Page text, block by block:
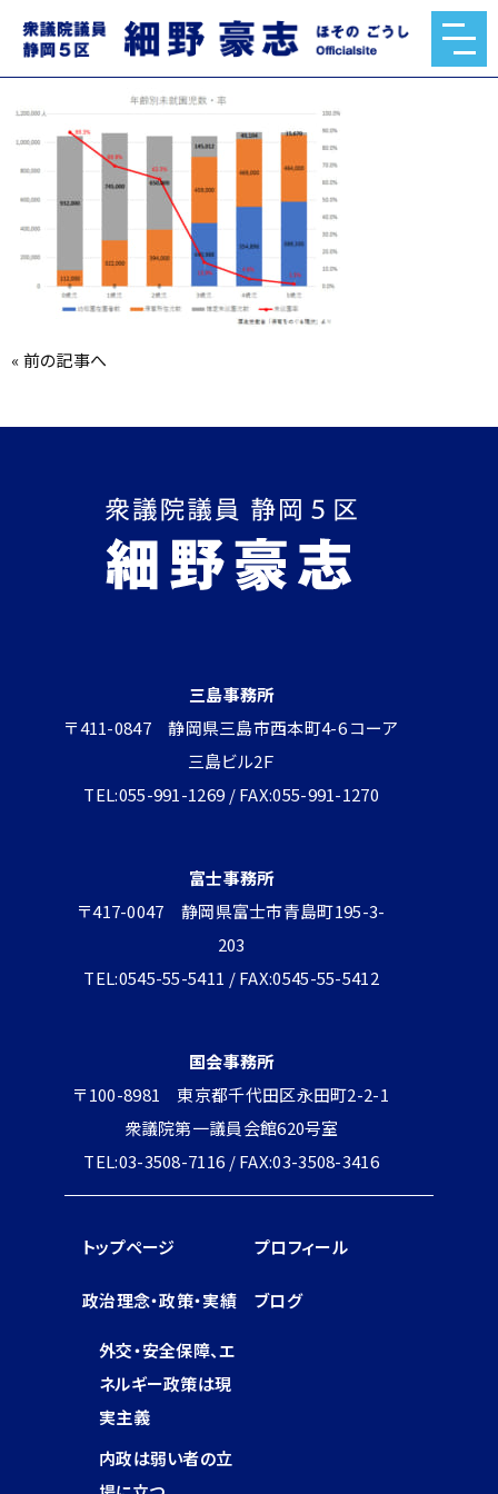
o0655047014335490256.jpg
2020.02.18
«前の記事へ
三島事務所
〒411-0847 静岡県三島市西本町4-6 コーア
三島ビル2Ｆ
TEL:055-991-1269 / FAX:055-991-1270
富士事務所
〒417-0047 静岡県富士市青島町195-3-
203
TEL:0545-55-5411 / FAX:0545-55-5412
国会事務所
〒100-8981 東京都千代田区永田町2-2-1
衆議院第一議員会館620号室
TEL:03-3508-7116 / FAX:03-3508-3416
トップページ プロフィール
政治理念・政策・実績
外交・安全保障、エ
ネルギー政策は現
実主義
内政は弱い者の立
ブログ